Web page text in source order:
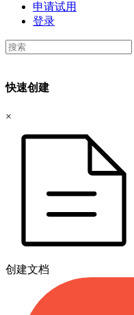
申请试用
登录
快速创建
×
创建文档